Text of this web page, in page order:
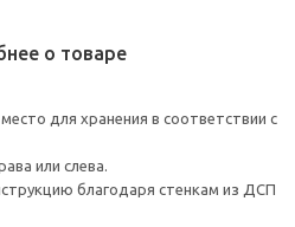
о товаре
для хранения в соответствии с
или слева.
благодаря стенкам из ДСП